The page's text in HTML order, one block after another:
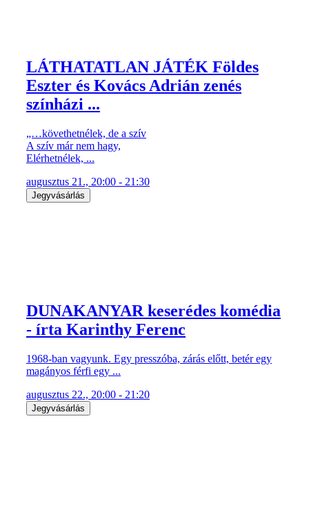
LÁTHATATLAN JÁTÉK Földes
Eszter és Kovács Adrián zenés
színházi ...
„…követhetnélek, de a szív
A szív már nem hagy,
Elérhetnélek, ...
augusztus 21., 20:00 - 21:30
Jegyvásárlás
DUNAKANYAR keserédes komédia
- írta Karinthy Ferenc
1968-ban vagyunk. Egy presszóba, zárás előtt, betér egy
magányos férfi egy ...
augusztus 22., 20:00 - 21:20
Jegyvásárlás